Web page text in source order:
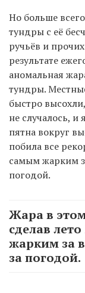
Но больше
тундры с её
ручьёв и
результате
аномальная
тундры.
быстро
не случалось, и
пятна вокруг
побила все
самым жарким
погодой.
Жара в
сделав
жарким за
за погодой.